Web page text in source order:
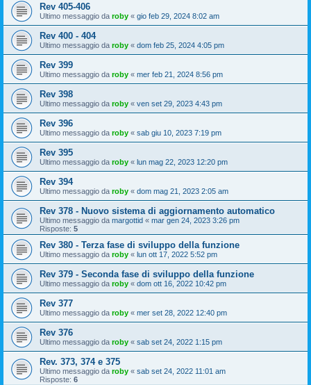
Rev 405-406
Ultimo messaggio da roby « gio feb 29, 2024 8:02 am
Rev 400 - 404
Ultimo messaggio da roby « dom feb 25, 2024 4:05 pm
Rev 399
Ultimo messaggio da roby « mer feb 21, 2024 8:56 pm
Rev 398
Ultimo messaggio da roby « ven set 29, 2023 4:43 pm
Rev 396
Ultimo messaggio da roby « sab giu 10, 2023 7:19 pm
Rev 395
Ultimo messaggio da roby « lun mag 22, 2023 12:20 pm
Rev 394
Ultimo messaggio da roby « dom mag 21, 2023 2:05 am
Rev 378 - Nuovo sistema di aggiornamento automatico
Ultimo messaggio da margottid « mar gen 24, 2023 3:26 pm
Risposte: 5
Rev 380 - Terza fase di sviluppo della funzione
Ultimo messaggio da roby « lun ott 17, 2022 5:52 pm
Rev 379 - Seconda fase di sviluppo della funzione
Ultimo messaggio da roby « dom ott 16, 2022 10:42 pm
Rev 377
Ultimo messaggio da roby « mer set 28, 2022 12:40 pm
Rev 376
Ultimo messaggio da roby « sab set 24, 2022 1:15 pm
Rev. 373, 374 e 375
Ultimo messaggio da roby « sab set 24, 2022 11:01 am
Risposte: 6